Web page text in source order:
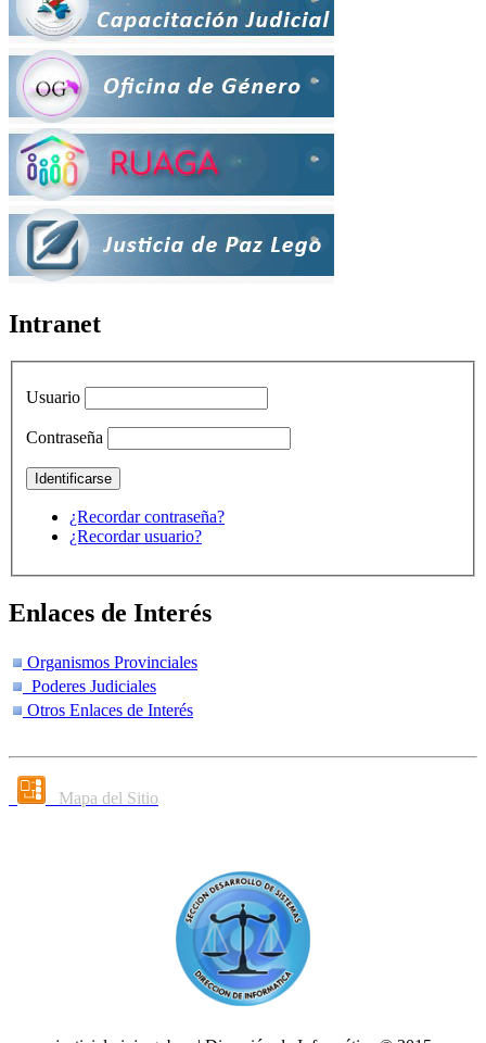
Intranet
Usuario
Contraseña
¿Recordar contraseña?
¿Recordar usuario?
Enlaces de Interés
Organismos Provinciales
Poderes Judiciales
Otros Enlaces de Interés
Mapa del Sitio